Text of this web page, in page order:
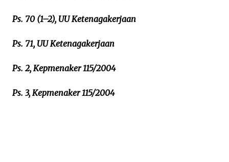
Ps. 70 (1–2), UU Ketenagakerjaan
Ps. 71, UU Ketenagakerjaan
Ps. 2, Kepmenaker 115/2004
Ps. 3, Kepmenaker 115/2004